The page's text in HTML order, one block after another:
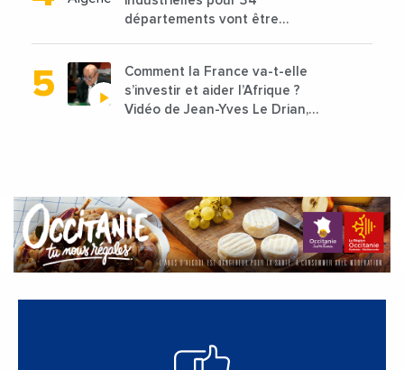
départements vont être
Comment la France va-t-elle
s’investir et aider l’Afrique ?
Vidéo de Jean-Yves Le Drian,